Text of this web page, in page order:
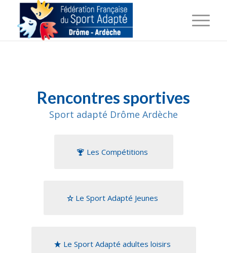
Rencontres sportives
Sport adapté Drôme Ardèche
Les Compétitions
Le Sport Adapté Jeunes
Le Sport Adapté adultes loisirs